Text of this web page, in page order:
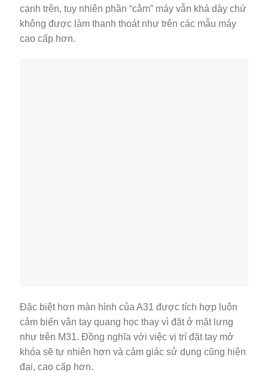
cạnh trên, tuy nhiên phần “cằm” máy vẫn khá dày chứ
không được làm thanh thoát như trên các mẫu máy
cao cấp hơn.
Đặc biệt hơn màn hình của A31 được tích hợp luôn
cảm biến vân tay quang học thay vì đặt ở mặt lưng
như trên M31. Đồng nghĩa với việc vị trí đặt tay mở
khóa sẽ tự nhiên hơn và cảm giác sử dụng cũng hiện
đại, cao cấp hơn.